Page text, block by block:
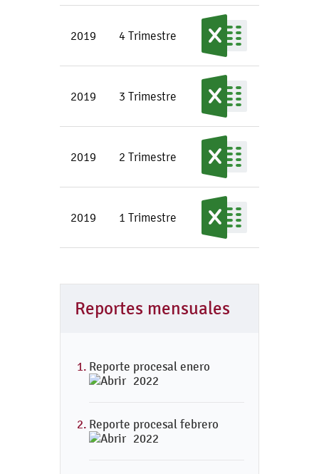
2019 4 Trimestre
2019 3 Trimestre
2019 2 Trimestre
2019 1 Trimestre
Reportes mensuales
Reporte procesal enero
2022
Reporte procesal febrero
2022